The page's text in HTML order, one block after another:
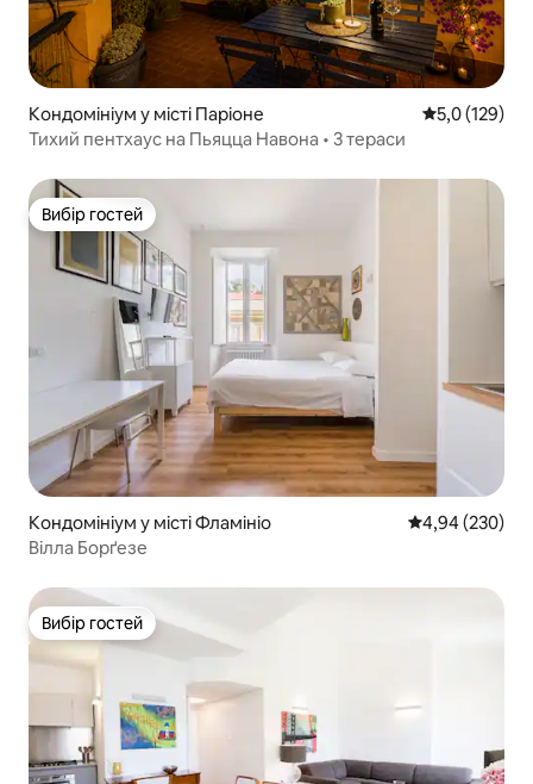
Кондомініум у місті Паріоне Середня
5,0 (129)
Тихий пентхаус на Пьяцца Навона • 3 тераси
Вибір гостей
Вибір гостей
Кондомініум у місті Фламініо Середня
4,94 (230)
Вілла Борґезе
Вибір гостей
Вибір гостей